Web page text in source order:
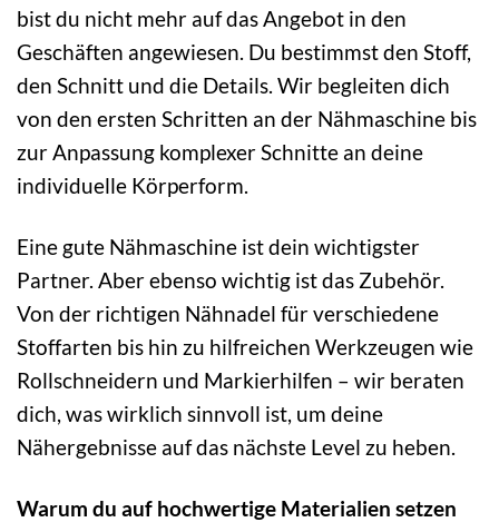
bist du nicht mehr auf das Angebot in den
Geschäften angewiesen. Du bestimmst den Stoff,
den Schnitt und die Details. Wir begleiten dich
von den ersten Schritten an der Nähmaschine bis
zur Anpassung komplexer Schnitte an deine
individuelle Körperform.
Eine gute Nähmaschine ist dein wichtigster
Partner. Aber ebenso wichtig ist das Zubehör.
Von der richtigen Nähnadel für verschiedene
Stoffarten bis hin zu hilfreichen Werkzeugen wie
Rollschneidern und Markierhilfen – wir beraten
dich, was wirklich sinnvoll ist, um deine
Nähergebnisse auf das nächste Level zu heben.
Warum du auf hochwertige Materialien setzen